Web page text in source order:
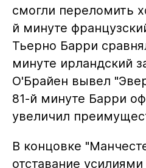
смогли переломить
й минуте
Тьерно Барри
минуте ирландский
О'Брайен вывел
81-й минуте Барри
увеличил
В концовке
отставание